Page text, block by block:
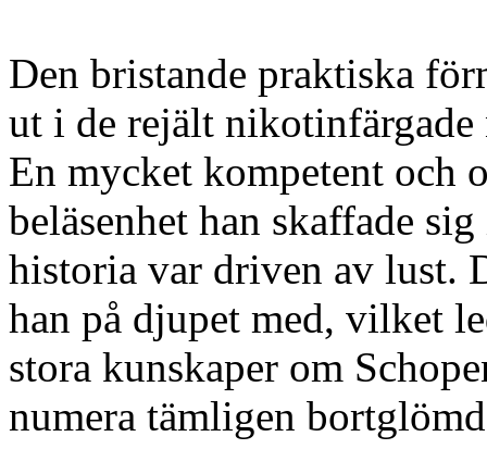
Den bristande praktiska
ut i de rejält nikotinfärgade
En mycket kompetent och
beläsenhet han skaffade
historia var driven av lust.
han på djupet med, vilket
stora kunskaper om
numera tämligen